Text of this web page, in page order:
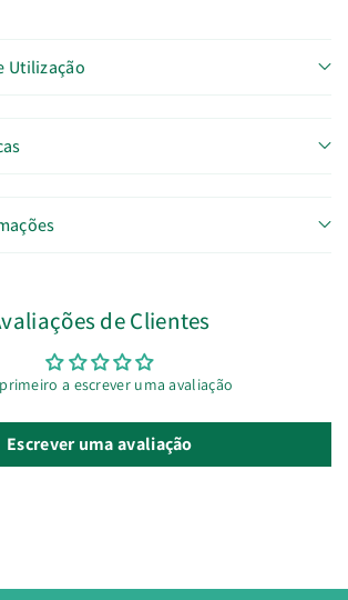
Utilização
de Clientes
a escrever uma avaliação
Escrever uma avaliação